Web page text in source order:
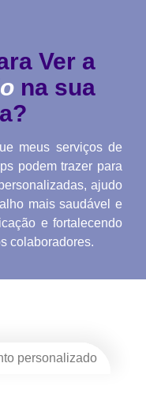
Ver a
na sua
meus serviços de
podem trazer para
ajudo
mais saudável e
e fortalecendo
colaboradores.